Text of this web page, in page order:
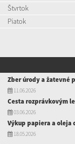
Štvrtok
Piatok
Zber úrody a žatevné
11.06.2026
Cesta rozprávkovým
03.06.2026
Výkup papiera a oleja
18.05.2026